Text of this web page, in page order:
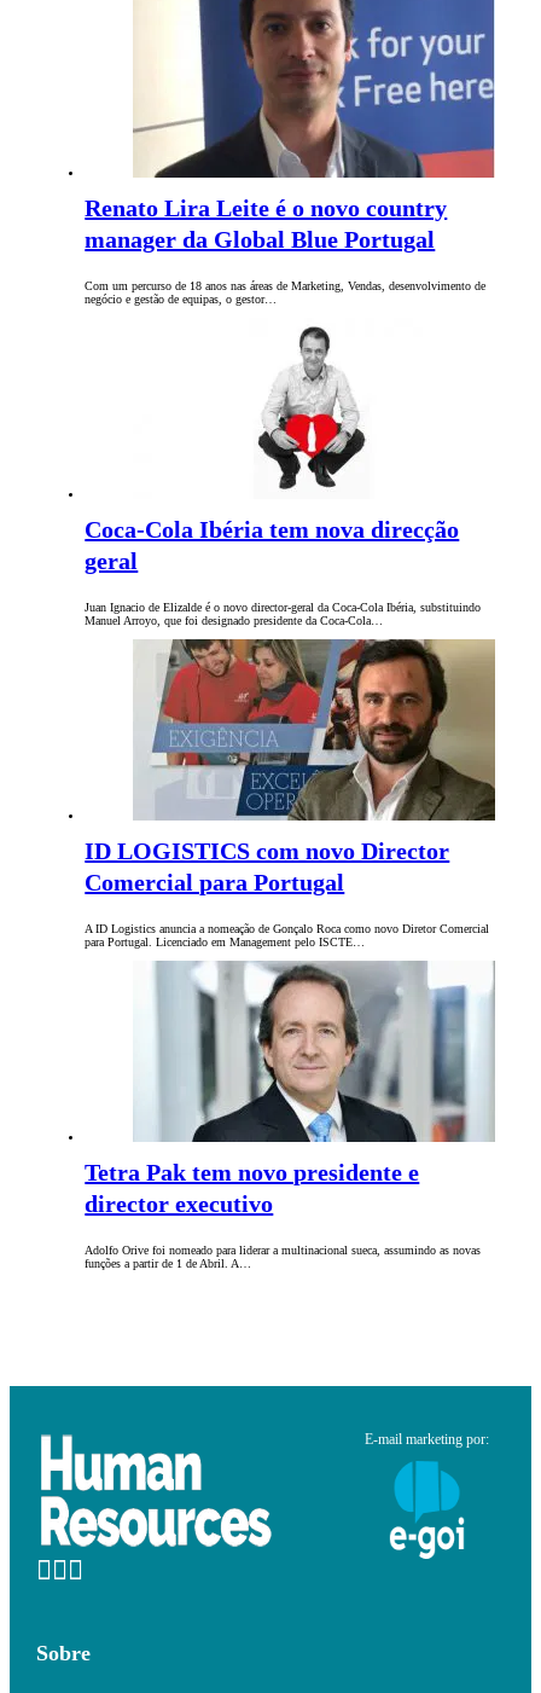
Renato Lira Leite é o novo country
manager da Global Blue Portugal
Com um percurso de 18 anos nas áreas de Marketing, Vendas, desenvolvimento de
negócio e gestão de equipas, o gestor…
Coca-Cola Ibéria tem nova direcção
geral
Juan Ignacio de Elizalde é o novo director-geral da Coca-Cola Ibéria, substituindo
Manuel Arroyo, que foi designado presidente da Coca-Cola…
ID LOGISTICS com novo Director
Comercial para Portugal
A ID Logistics anuncia a nomeação de Gonçalo Roca como novo Diretor Comercial
para Portugal. Licenciado em Management pelo ISCTE…
Tetra Pak tem novo presidente e
director executivo
Adolfo Orive foi nomeado para liderar a multinacional sueca, assumindo as novas
funções a partir de 1 de Abril. A…
E-mail marketing por:
Sobre